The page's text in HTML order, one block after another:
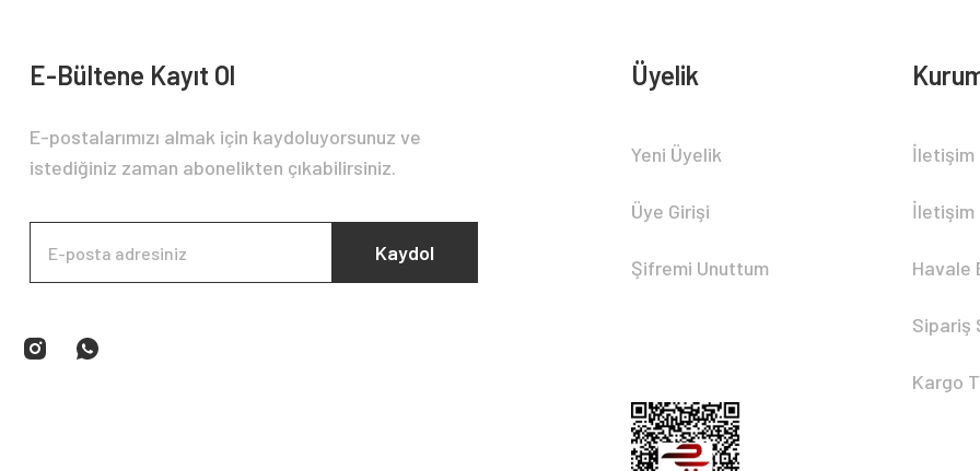
E-Bültene Kayıt Ol
E-postalarımızı almak için kaydoluyorsunuz ve
istediğiniz zaman abonelikten çıkabilirsiniz.
Kaydol
Üyelik
Yeni Üyelik
Üye Girişi
Şifremi Unuttum
İletişim
İletişim
Havale
Sipariş
Kargo